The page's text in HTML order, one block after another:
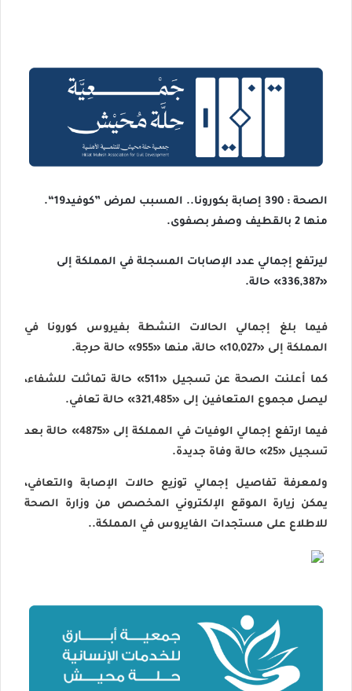
الصحة : 390 إصابة بكورونا.. المسبب لمرض ”كوفيد19“.
منها 2 بالقطيف وصفر بصفوى.
ليرتفع إجمالي عدد الإصابات المسجلة في المملكة إلى
«336,387» حالة.
فيما بلغ إجمالي الحالات النشطة بفيروس كورونا في
المملكة إلى «10,027» حالة، منها «955» حالة حرجة.
كما أعلنت الصحة عن تسجيل «511» حالة تماثلت للشفاء،
ليصل مجموع المتعافين إلى «321,485» حالة تعافي.
فيما ارتفع إجمالي الوفيات في المملكة إلى «4875» حالة بعد
تسجيل «25» حالة وفاة جديدة.
ولمعرفة تفاصيل إجمالي توزيع حالات الإصابة والتعافي،
يمكن زيارة الموقع الإلكتروني المخصص من وزارة الصحة
للاطلاع على مستجدات الفايروس في المملكة..